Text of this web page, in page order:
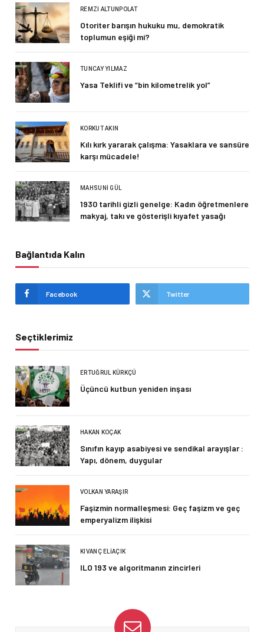
REMZI ALTUNPOLAT
Otoriter barışın hukuku mu, demokratik
toplumun eşiği mi?
TUNCAY YILMAZ
Yasa Teklifi ve “bin kilometrelik yol”
KORKUT AKIN
Kılı kırk yararak çalışma: Yasaklara ve sansüre
karşı mücadele!
MAHSUNI GÜL
1930 tarihli gizli genelge: Kadın öğretmenlere
makyaj, takı ve gösterişli kıyafet yasağı
Bağlantıda Kalın
Facebook Twitter
Seçtiklerimiz
ERTUĞRUL KÜRKÇÜ
Üçüncü kutbun yeniden inşası
HAKAN KOÇAK
Sınıfın kayıp asabiyesi ve sendikal arayışlar :
Yapı, dönem, duygular
VOLKAN YARAŞIR
Faşizmin normalleşmesi: Geç faşizm ve geç
emperyalizm ilişkisi
KIVANÇ ELIAÇIK
ILO 193 ve algoritmanın zincirleri